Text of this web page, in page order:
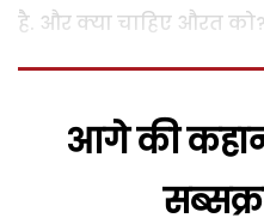
है. और क्या चाहिए औरत
आगे की